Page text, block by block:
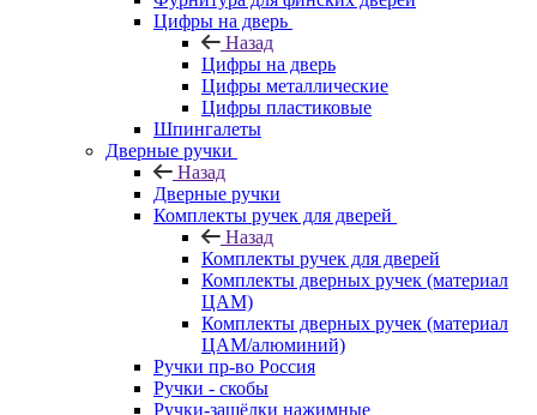
Цифры на дверь
Назад
Цифры на дверь
Цифры металлические
Цифры пластиковые
Шпингалеты
Дверные ручки
Назад
Дверные ручки
Комплекты ручек для дверей
Назад
Комплекты ручек для дверей
Комплекты дверных ручек (материал
ЦАМ)
Комплекты дверных ручек (материал
ЦАМ/алюминий)
Ручки пр-во Россия
Ручки - скобы
Ручки-защёлки нажимные